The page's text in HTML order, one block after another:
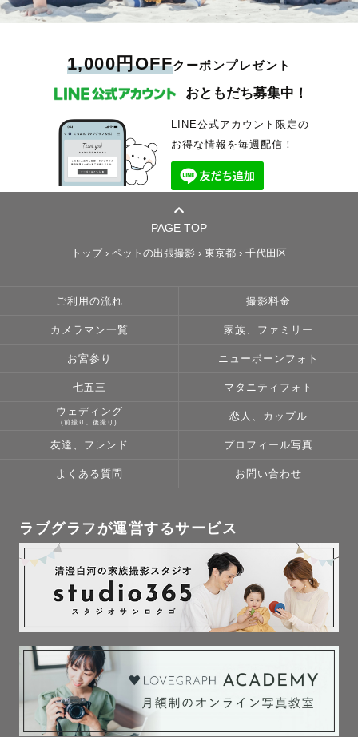
1,000円OFFクーポンプレゼント
おともだち募集中！
LINE公式アカウント限定の
お得な情報を毎週配信！
PAGE TOP
トップ› ペットの出張撮影 › 東京都 › 千代田区
ご利用の流れ 撮影料金
カメラマン一覧 家族、ファミリー
お宮参り ニューボーンフォト
七五三 マタニティフォト
ウェディング
(前撮り、後撮り)
恋人、カップル
友達、フレンド プロフィール写真
よくある質問 お問い合わせ
ラブグラフが運営するサービス